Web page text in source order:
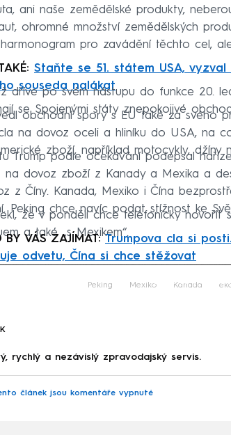
ani naše zemědělské produkty,
ohromné množství zemědělských
pro zavádění těchto cel,
Staňte se 51. státem USA,
souseda nalákat
dříve po svém nástupu do funkce 20.
se Spojenými státy znepokojivé
obchodní spory s EU také za svého
na dovoz oceli a hliníku do USA, na
zboží, například motocykly, džíny
Trump podle očekávání podepsal
na dovoz zboží z Kanady a Mexika a
z Číny. Kanada, Mexiko i Čína
Peking chce navíc podat stížnost ke
že v pondělí chce telefonicky hovořit
a také „s Mexikem“.
BY VÁS ZAJÍMAT:Trumpova cla si
odvetu, Čína si chce stěžovat
Failed to
Peking Mexiko Kanada
rychlý a nezávislý zpravodajský servis.
článek jsou komentáře vypnuté